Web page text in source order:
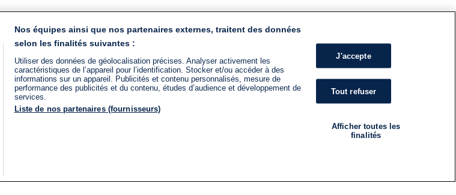
Nos équipes ainsi que nos partenaires externes, traitent des données
selon les finalités suivantes :
Utiliser des données de géolocalisation précises. Analyser activement les
caractéristiques de l’appareil pour l’identification. Stocker et/ou accéder à des
informations sur un appareil. Publicités et contenu personnalisés, mesure de
performance des publicités et du contenu, études d’audience et développement de
services.
Liste de nos partenaires (fournisseurs)
J'accepte
Tout refuser
Afficher toutes les
finalités